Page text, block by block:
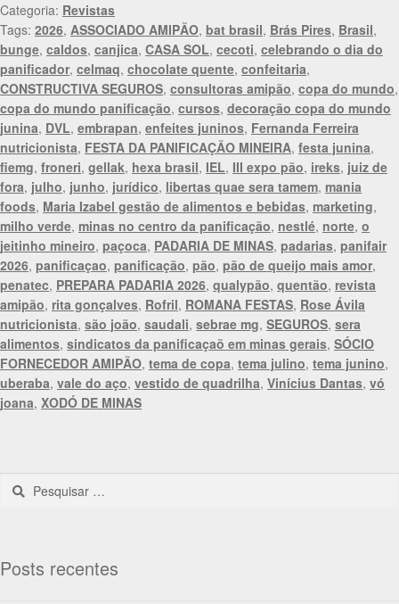
Categoria: Revistas
Tags: 2026, ASSOCIADO AMIPÃO, bat brasil, Brás Pires, Brasil,
bunge, caldos, canjica, CASA SOL, cecoti, celebrando o dia do
panificador, celmaq, chocolate quente, confeitaria,
CONSTRUCTIVA SEGUROS, consultoras amipão, copa do mundo,
copa do mundo panificação, cursos, decoração copa do mundo
junina, DVL, embrapan, enfeites juninos, Fernanda Ferreira
nutricionista, FESTA DA PANIFICAÇÃO MINEIRA, festa junina,
fiemg, froneri, gellak, hexa brasil, IEL, III expo pão, ireks, juiz de
fora, julho, junho, jurídico, libertas quae sera tamem, mania
foods, Maria Izabel gestão de alimentos e bebidas, marketing,
milho verde, minas no centro da panificação, nestlé, norte, o
jeitinho mineiro, paçoca, PADARIA DE MINAS, padarias, panifair
2026, panificaçao, panificação, pão, pão de queijo mais amor,
penatec, PREPARA PADARIA 2026, qualypão, quentão, revista
amipão, rita gonçalves, Rofril, ROMANA FESTAS, Rose Ávila
nutricionista, são joão, saudali, sebrae mg, SEGUROS, sera
alimentos, sindicatos da panificaçaõ em minas gerais, SÓCIO
FORNECEDOR AMIPÃO, tema de copa, tema julino, tema junino,
uberaba, vale do aço, vestido de quadrilha, Vinícius Dantas, vó
joana, XODÓ DE MINAS
Posts recentes